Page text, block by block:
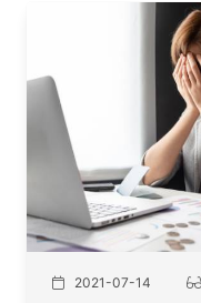
2021-07-14